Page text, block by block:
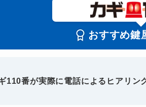
おすすめ鍵
110番が実際に電話によるヒアリン